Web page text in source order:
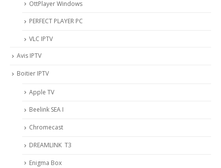
OttPlayer Windows
PERFECT PLAYER PC
VLC IPTV
Avis IPTV
Boitier IPTV
Apple TV
Beelink SEA I
Chromecast
DREAMLINK T3
Enigma Box